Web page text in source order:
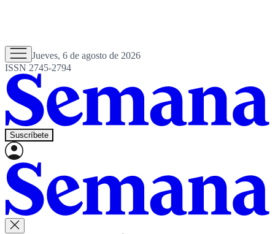
Jueves, 6 de agosto de 2026
ISSN 2745-2794
Suscríbete